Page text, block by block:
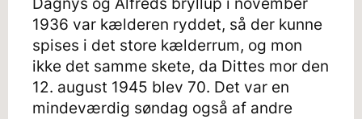
1936 var kælderen ryddet, så der kunne
spises i det store kælderrum, og mon
ikke det samme skete, da Dittes mor den
12. august 1945 blev 70. Det var en
mindeværdig søndag også af andre